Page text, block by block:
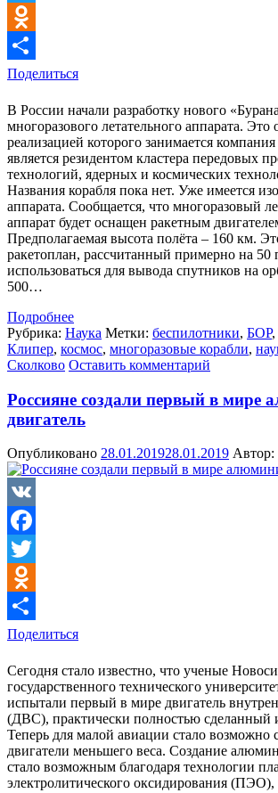
Twitter
Odnoklassniki
Поделиться
В России начали разработку нового
многоразового летательного аппарата. Это
реализацией которого занимается
является резидентом кластера передовых
технологий, ядерных и космических
Названия корабля пока нет. Уже имеется
аппарата. Сообщается, что многоразовый
аппарат будет оснащен ракетным
Предполагаемая высота полёта – 160 км.
ракетоплан, рассчитанный примерно на 50
использоваться для вывода спутников на
500…
Подробнее
Рубрика: Наука Метки: беспилотники, БОР,
Клипер, космос, многоразовые корабли,
Сколково Оставить комментарий
Россияне создали первый в мире
двигатель
Опубликовано 28.01.201928.01.2019 Автор:
VK
Facebook
Twitter
Odnoklassniki
Поделиться
Сегодня стало известно, что ученые
государственного технического
испытали первый в мире двигатель
(ДВС), практически полностью сделанный
Теперь для малой авиации стало возможно
двигатели меньшего веса. Создание
стало возможным благодаря технологии
электролитического оксидирования (ПЭО),